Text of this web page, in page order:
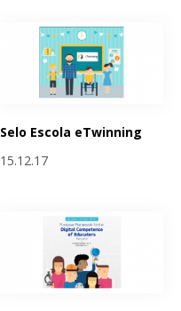
Selo Escola eTwinning
15.12.17